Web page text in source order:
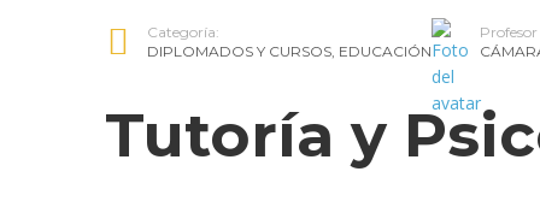
Ventas de Productos y
Visitador Médico
Categoría:
DIPLOMADOS Y CURSOS, EDUCACIÓN
Profesor
Tutoría y